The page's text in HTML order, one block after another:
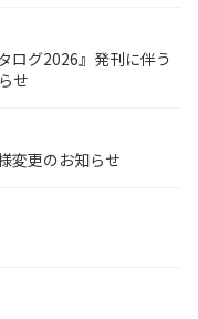
ログ2026』発刊に伴う
せ
変更のお知らせ